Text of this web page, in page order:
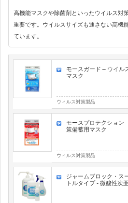
高機能マスクや除菌剤といったウイルス対
重要です。ウイルスサイズも通さない高機
ています。
モースガード – ウイル
マスク
ウィルス対策製品
モースプロテクション
策備蓄用マスク
ウィルス対策製品
ジャームブロック・
トルタイプ - 微酸性次